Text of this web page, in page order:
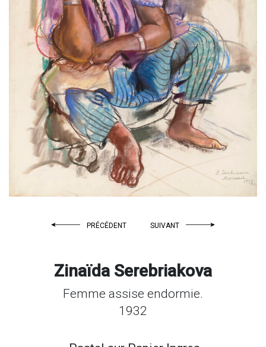
PRÉCÉDENT SUIVANT
Zinaïda Serebriakova
Femme assise endormie.
1932